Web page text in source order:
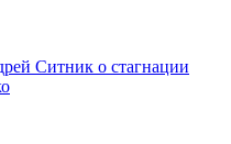
Ситник о стагнации